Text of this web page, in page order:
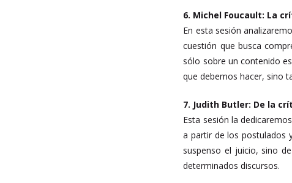
6. Michel Foucault: La
En esta sesión
cuestión que busca
sólo sobre un contenido
que debemos hacer, sino
7. Judith Butler: De la
Esta sesión la
a partir de los postulados
suspenso el juicio, sino
determinados discursos.